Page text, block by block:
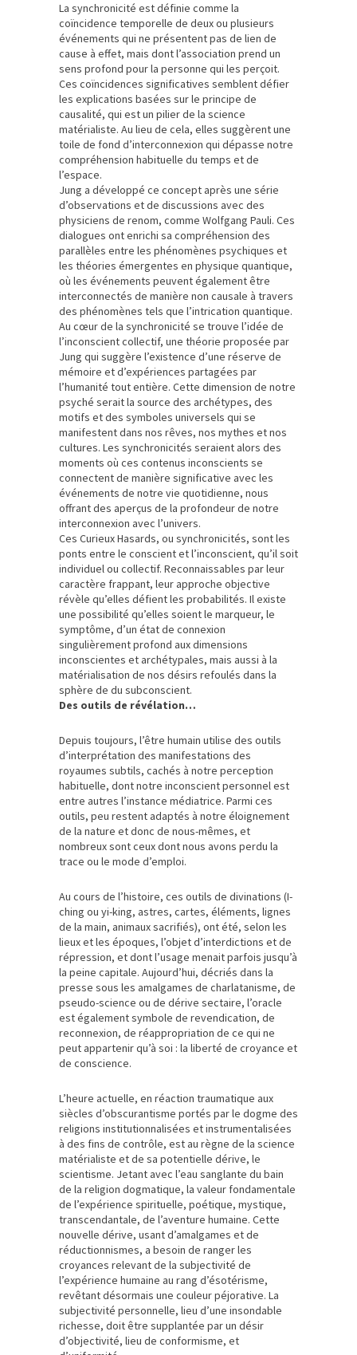
La synchronicité est définie comme la
coïncidence temporelle de deux ou plusieurs
événements qui ne présentent pas de lien de
cause à effet, mais dont l’association prend un
sens profond pour la personne qui les perçoit.
Ces coïncidences significatives semblent défier
les explications basées sur le principe de
causalité, qui est un pilier de la science
matérialiste. Au lieu de cela, elles suggèrent une
toile de fond d’interconnexion qui dépasse notre
compréhension habituelle du temps et de
l’espace.
Jung a développé ce concept après une série
d’observations et de discussions avec des
physiciens de renom, comme Wolfgang Pauli. Ces
dialogues ont enrichi sa compréhension des
parallèles entre les phénomènes psychiques et
les théories émergentes en physique quantique,
où les événements peuvent également être
interconnectés de manière non causale à travers
des phénomènes tels que l’intrication quantique.
Au cœur de la synchronicité se trouve l’idée de
l’inconscient collectif, une théorie proposée par
Jung qui suggère l’existence d’une réserve de
mémoire et d’expériences partagées par
l’humanité tout entière. Cette dimension de notre
psyché serait la source des archétypes, des
motifs et des symboles universels qui se
manifestent dans nos rêves, nos mythes et nos
cultures. Les synchronicités seraient alors des
moments où ces contenus inconscients se
connectent de manière significative avec les
événements de notre vie quotidienne, nous
offrant des aperçus de la profondeur de notre
interconnexion avec l’univers.
Ces Curieux Hasards, ou synchronicités, sont les
ponts entre le conscient et l’inconscient, qu’il soit
individuel ou collectif. Reconnaissables par leur
caractère frappant, leur approche objective
révèle qu’elles défient les probabilités. Il existe
une possibilité qu’elles soient le marqueur, le
symptôme, d’un état de connexion
singulièrement profond aux dimensions
inconscientes et archétypales, mais aussi à la
matérialisation de nos désirs refoulés dans la
sphère de du subconscient.
Des outils de révélation…
Depuis toujours, l’être humain utilise des outils
d’interprétation des manifestations des
royaumes subtils, cachés à notre perception
habituelle, dont notre inconscient personnel est
entre autres l’instance médiatrice. Parmi ces
outils, peu restent adaptés à notre éloignement
de la nature et donc de nous-mêmes, et
nombreux sont ceux dont nous avons perdu la
trace ou le mode d’emploi.
Au cours de l’histoire, ces outils de divinations (I-
ching ou yi-king, astres, cartes, éléments, lignes
de la main, animaux sacrifiés), ont été, selon les
lieux et les époques, l’objet d’interdictions et de
répression, et dont l’usage menait parfois jusqu’à
la peine capitale. Aujourd’hui, décriés dans la
presse sous les amalgames de charlatanisme, de
pseudo-science ou de dérive sectaire, l’oracle
est également symbole de revendication, de
reconnexion, de réappropriation de ce qui ne
peut appartenir qu’à soi : la liberté de croyance et
de conscience.
L’heure actuelle, en réaction traumatique aux
siècles d’obscurantisme portés par le dogme des
religions institutionnalisées et instrumentalisées
à des fins de contrôle, est au règne de la science
matérialiste et de sa potentielle dérive, le
scientisme. Jetant avec l’eau sanglante du bain
de la religion dogmatique, la valeur fondamentale
de l’expérience spirituelle, poétique, mystique,
transcendantale, de l’aventure humaine. Cette
nouvelle dérive, usant d’amalgames et de
réductionnismes, a besoin de ranger les
croyances relevant de la subjectivité de
l’expérience humaine au rang d’ésotérisme,
revêtant désormais une couleur péjorative. La
subjectivité personnelle, lieu d’une insondable
richesse, doit être supplantée par un désir
d’objectivité, lieu de conformisme, et